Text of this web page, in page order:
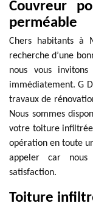
Couvreur
perméable
Chers habitants à
recherche d’une
nous vous
immédiatement. G
travaux de
Nous sommes
votre toiture
opération en toute
appeler car
satisfaction.
Toiture